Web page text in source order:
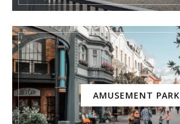
AMUSEMENT PARK